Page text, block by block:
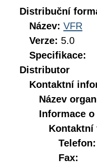
Distribuční
Název: VFR
Verze: 5.0
Specifikace:
Distributor
Kontaktní
Název
Informace
Kontaktní
Telefon:
Fax: